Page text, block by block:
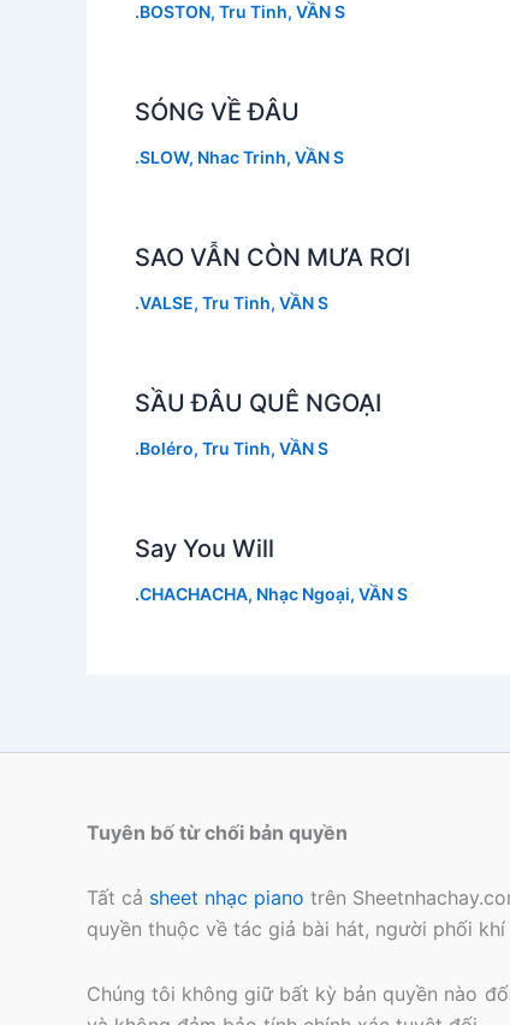
.BOSTON, Tru Tinh, VẦN S
SÓNG VỀ ĐÂU
.SLOW, Nhac Trinh, VẦN S
SAO VẪN CÒN MƯA RƠI
.VALSE, Tru Tinh, VẦN S
SẦU ĐÂU QUÊ NGOẠI
.Boléro, Tru Tinh, VẦN S
Say You Will
.CHACHACHA, Nhạc Ngoại, VẦN S
Tuyên bố từ chối bản quyền
Tất cả sheet nhạc pianotrên
quyền thuộc về tác giả bài hát, người phối
Chúng tôi không giữ bất kỳ bản quyền nào